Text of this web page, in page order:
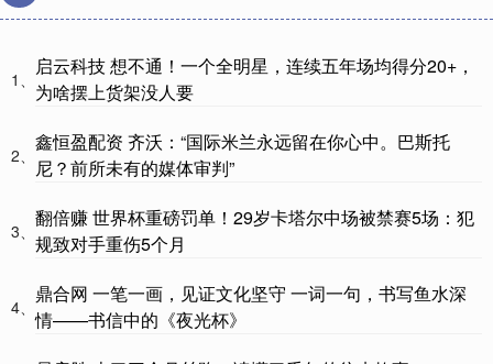
1、
启云科技 想不通！一个全明星，连续五年场均得分20+，
为啥摆上货架没人要
2、
鑫恒盈配资 齐沃：“国际米兰永远留在你心中。巴斯托
尼？前所未有的媒体审判”
3、
翻倍赚 世界杯重磅罚单！29岁卡塔尔中场被禁赛5场：犯
规致对手重伤5个月
4、
鼎合网 一笔一画，见证文化坚守 一词一句，书写鱼水深
情——书信中的《夜光杯》